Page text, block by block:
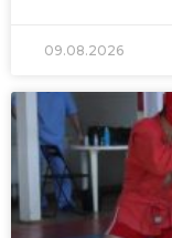
09.08.2026